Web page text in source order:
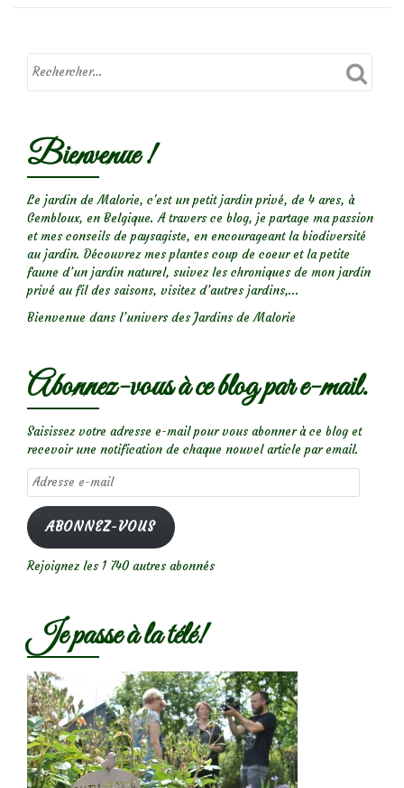
Bienvenue !
Le jardin de Malorie, c'est un petit jardin privé, de 4 ares, à
Gembloux, en Belgique. A travers ce blog, je partage ma passion
et mes conseils de paysagiste, en encourageant la biodiversité
au jardin. Découvrez mes plantes coup de coeur et la petite
faune d’un jardin naturel, suivez les chroniques de mon jardin
privé au fil des saisons, visitez d’autres jardins,...
Bienvenue dans l’univers des Jardins de Malorie
Abonnez-vous à ce blog par e-mail.
Saisissez votre adresse e-mail pour vous abonner à ce blog et
recevoir une notification de chaque nouvel article par email.
Adresse
e-
mail
ABONNEZ-VOUS
Rejoignez les 1 740 autres abonnés
Je passe à la télé!